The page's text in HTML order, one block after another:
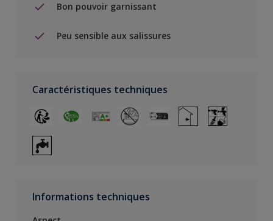
Bon pouvoir garnissant
Peu sensible aux salissures
Caractéristiques techniques
Informations techniques